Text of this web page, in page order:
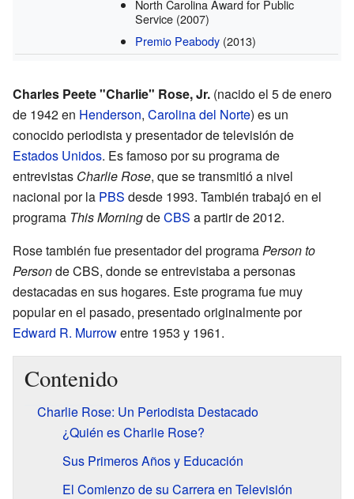
North Carolina Award for Public
Service (2007)
Premio Peabody (2013)
Charles Peete "Charlie" Rose, Jr. (nacido el 5 de enero
de 1942 en Henderson, Carolina del Norte) es un
conocido periodista y presentador de televisión de
Estados Unidos. Es famoso por su programa de
entrevistas Charlie Rose, que se transmitió a nivel
nacional por la PBS desde 1993. También trabajó en el
programa This MorningdeCBS a partir de 2012.
Rose también fue presentador del programaPerson to
Personde CBS, donde se entrevistaba a personas
destacadas en sus hogares. Este programa fue muy
popular en el pasado, presentado originalmente por
Edward R. Murrowentre 1953 y 1961.
Contenido
Charlie Rose: Un Periodista Destacado
¿Quién es Charlie Rose?
Sus Primeros Años y Educación
El Comienzo de su Carrera en Televisión